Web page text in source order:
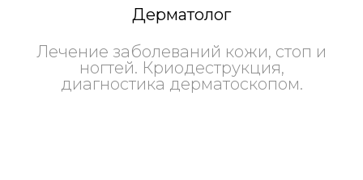
Дерматолог
Лечение заболеваний кожи, стоп и
ногтей. Криодеструкция,
диагностика дерматоскопом.